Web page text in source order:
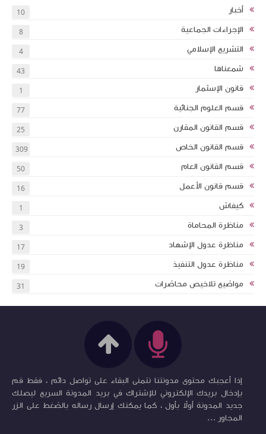
أخبار 10
الإجراءات الجماعية 8
التشريع الإسلامي 4
شمعناها 43
قانون الإسثمار 1
قسم العلوم الجنائية 77
قسم القانون المقارن 25
قسم القانون الخاص 309
قسم القانون العام 50
قسم قانون الأعمل 16
كيفاش 1
مناظرة المحاماة 3
مناظرة عدول الإشهاد 17
مناظرة عدول التنفيذ 19
مواضيع تلاخيص محاضرات 31
إذا أعجبك محتوى مدونتنا نتمنى البقاء على تواصل دائم ، فقط قم
بإدخال بريدك الإلكتروني للإشتراك في بريد المدونة السريع ليصلك
جديد المدونة أولاً بأول ، كما يمكنك إرسال رساله بالضغط على الزر
المجاور ...